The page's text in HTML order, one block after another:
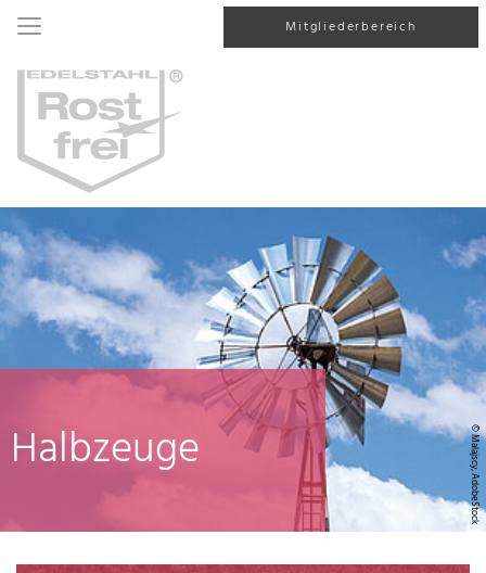
Mitgliederbereich
© Malajscy, AdobeStock
Halbzeuge